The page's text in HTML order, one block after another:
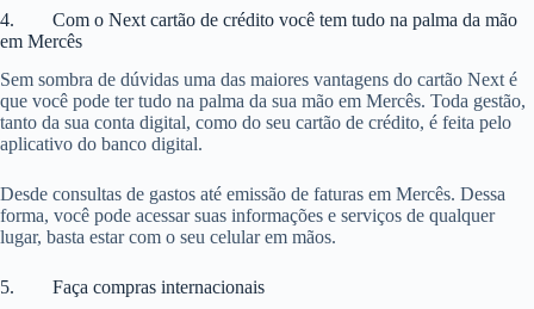
4. Com o Next cartão de crédito você tem tudo na palma da mão
em Mercês
Sem sombra de dúvidas uma das maiores vantagens do cartão Next é
que você pode ter tudo na palma da sua mão em Mercês. Toda gestão,
tanto da sua conta digital, como do seu cartão de crédito, é feita pelo
aplicativo do banco digital.
Desde consultas de gastos até emissão de faturas em Mercês. Dessa
forma, você pode acessar suas informações e serviços de qualquer
lugar, basta estar com o seu celular em mãos.
5. Faça compras internacionais